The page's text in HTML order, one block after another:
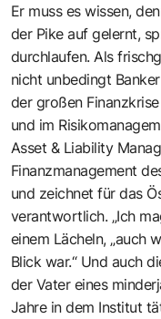
Er muss es wissen,
der Pike auf gelernt,
durchlaufen. Als
nicht unbedingt
der großen
und im
Asset & Liability
Finanzmanagement
und zeichnet für das
verantwortlich. „Ich
einem Lächeln, „auch
Blick war.“ Und auch
der Vater eines
Jahre in dem Institut